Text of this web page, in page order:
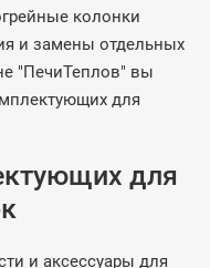
колонки
и замены отдельных
"ПечиТеплов" вы
для
для
и аксессуары для